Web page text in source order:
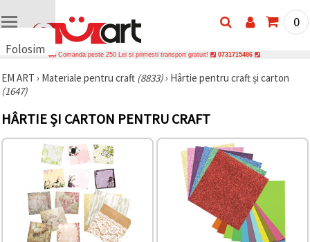
Folosim
uri
🍪 Folosim
cookie-uri
și
similare
funcționarea
site-ului,
pentru a vă
îmbunătăți
experiența
0
Comanda peste 250 Lei si primesti transport gratuit! 0731715486
EM ART › Materiale pentru craft (8833)› Hârtie pentru craft și carton
(1647)
HÂRTIE ȘI CARTON PENTRU CRAFT